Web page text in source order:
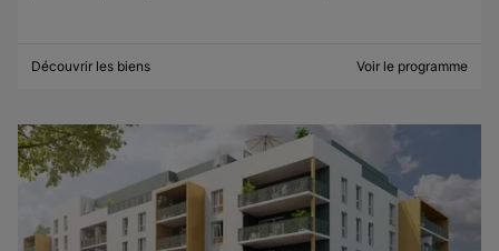
Découvrir les biens Voir le programme